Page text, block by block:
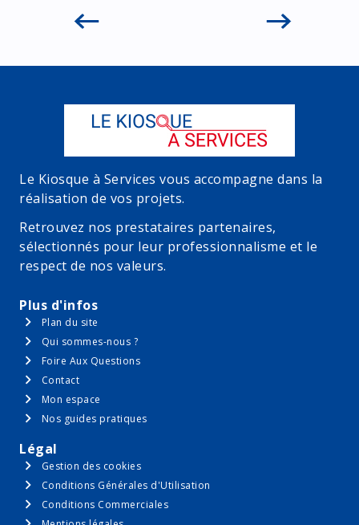
Le Kiosque à Services vous accompagne dans la
réalisation de vos projets.
Retrouvez nos prestataires partenaires,
sélectionnés pour leur professionnalisme et le
respect de nos valeurs.
Plus d'infos
Plan du site
Qui sommes-nous ?
Foire Aux Questions
Contact
Mon espace
Nos guides pratiques
Légal
Gestion des cookies
Conditions Générales d'Utilisation
Conditions Commerciales